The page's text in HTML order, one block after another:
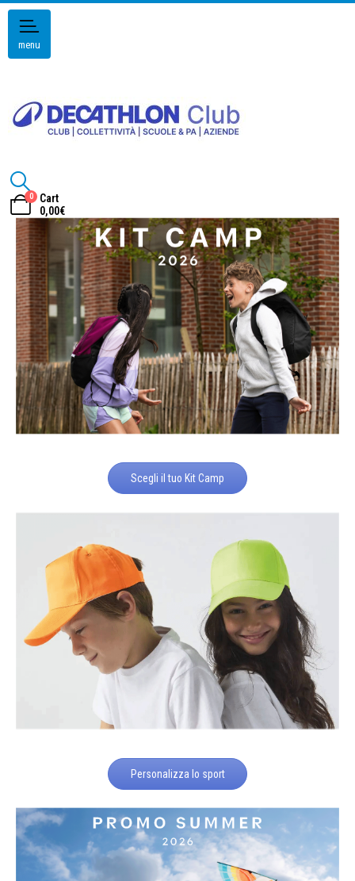
menu
0
Cart
0,00€
Scegli il tuo Kit Camp
Personalizza lo sport